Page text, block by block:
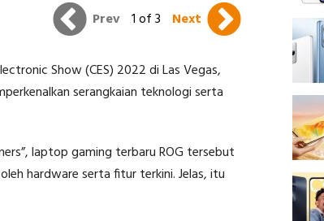
Prev 1 of 3 Next
Show (CES) 2022 di Las Vegas,
serangkaian teknologi serta
laptop gaming terbaru ROG tersebut
hardware serta fitur terkini. Jelas, itu